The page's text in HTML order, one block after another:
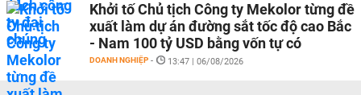
Khởi tố Chủ tịch Công ty Mekolor từng đề
xuất làm dự án đường sắt tốc độ cao Bắc
- Nam 100 tỷ USD bằng vốn tự có
DOANH NGHIỆP - 13:47 | 06/08/2026